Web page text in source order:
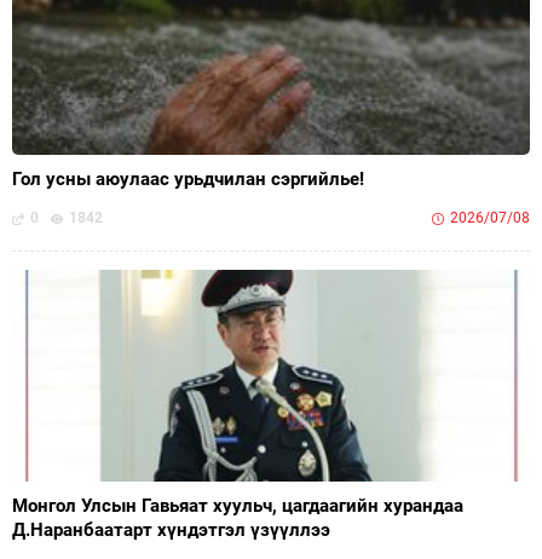
Гол усны аюулаас урьдчилан сэргийлье!
0 1842 2026/07/08
Монгол Улсын Гавьяат хуульч, цагдаагийн хурандаа
Д.Наранбаатарт хүндэтгэл үзүүллээ